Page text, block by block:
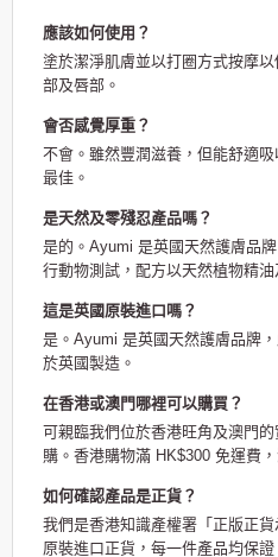
應該如何使用？
塗於潔淨肌膚並以打圈方式按摩
部及唇部。
會否感覺厚重？
不會。雖然豐潤滋養，但能舒適
最佳。
是天然及零殘忍產品嗎？
是的。Ayumi 是英國天然護膚品
行動物測試，配方以天然植物精油
這是英國原裝進口嗎？
是。Ayumi 是英國天然護膚品牌
於英國製造。
在香港或澳門哪裡可以購買？
可親臨我們位於香港旺角及澳門
購。香港購物滿 HK$300 免運費
如何確認產品是正貨？
我們是香港知識產權署「正版正
原裝進口正貨，每一件產品均保證